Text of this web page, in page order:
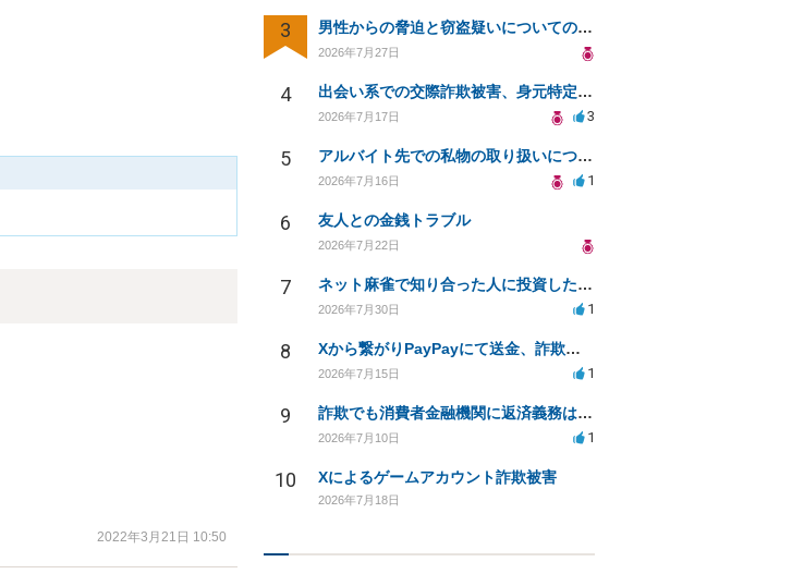
2022年3月21日 10:50
3 男性からの脅迫と窃盗疑いについての法的対処法
2026年7月27日
4 出会い系での交際詐欺被害、身元特定と返金請求の方法は？
2026年7月17日 3
5 アルバイト先での私物の取り扱いについて
2026年7月16日 1
6 友人との金銭トラブル
2026年7月22日
7 ネット麻雀で知り合った人に投資した400万円が返金されない
2026年7月30日 1
8 Xから繋がりPayPayにて送金、詐欺被害。
2026年7月15日 1
9 詐欺でも消費者金融機関に返済義務はあるか
2026年7月10日 1
10 Xによるゲームアカウント詐欺被害
2026年7月18日